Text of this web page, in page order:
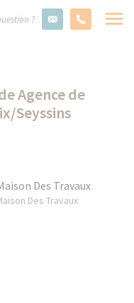
?
Agence de
Seyssins
Des Travaux